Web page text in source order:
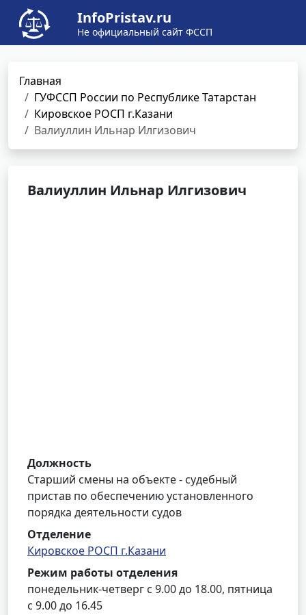
InfoPristav.ru
Не официальный сайт ФССП
Главная
ГУФССП России по Республике Татарстан
Кировское РОСП г.Казани
Валиуллин Ильнар Илгизович
Валиуллин Ильнар Илгизович
Должность
Старший смены на объекте - судебный
пристав по обеспечению установленного
порядка деятельности судов
Отделение
Кировское РОСП г.Казани
Режим работы отделения
понедельник-четверг с 9.00 до 18.00, пятница
с 9.00 до 16.45